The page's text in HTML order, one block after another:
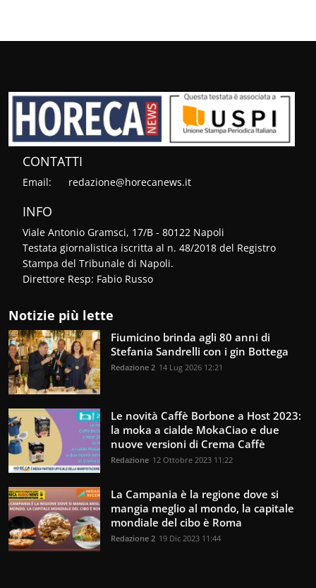
CONTATTI
Email: redazione@horecanews.it
INFO
Viale Antonio Gramsci, 17/B - 80122 Napoli
Testata giornalistica iscritta al n. 48/2018 del Registro
Stampa del Tribunale di Napoli.
Direttore Resp: Fabio Russo
Notizie più lette
Fiumicino brinda agli 80 anni di
Stefania Sandrelli con i gin Bottega
Redazione 2 14 Lug 2026 12:21
Le novità Caffè Borbone a Host 2023:
la moka a cialde MokaCiao e due
nuove versioni di Crema Caffè
Redazione 12 Ottobre 2023 11:22
La Campania è la regione dove si
mangia meglio al mondo, la capitale
mondiale del cibo è Roma
Redazione 2 19 Dic 2023 11:44